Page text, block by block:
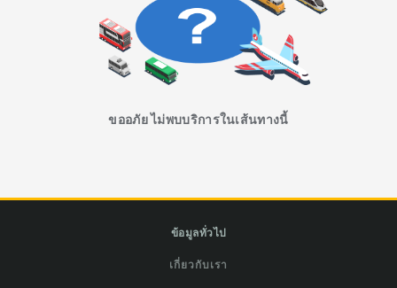
ขออภัย ไม่พบบริการในเส้นทางนี้
ข้อมูลทั่วไป
เกี่ยวกับเรา